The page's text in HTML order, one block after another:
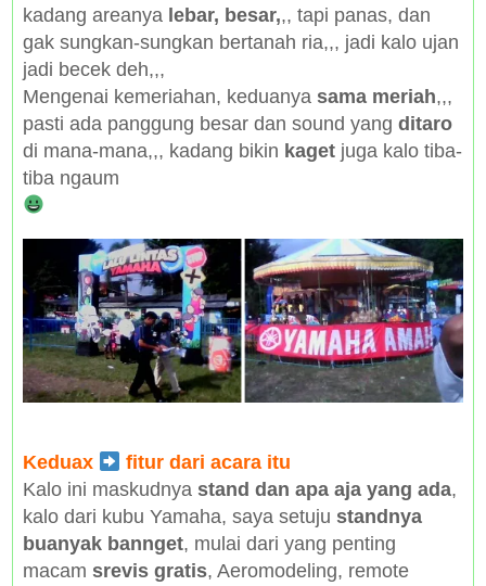
kadang areanya lebar, besar,,, tapi panas, dan
gak sungkan-sungkan bertanah ria,,, jadi kalo ujan
jadi becek deh,,,
Mengenai kemeriahan, keduanya sama meriah,,,
pasti ada panggung besar dan sound yang ditaro
di mana-mana,,, kadang bikin kagetjuga kalo tiba-
tiba ngaum
Keduax
fitur dari acara itu
Kalo ini maskudnya stand dan apa aja yang ada,
kalo dari kubu Yamaha, saya setuju standnya
buanyak bannget, mulai dari yang penting
macam srevis gratis, Aeromodeling, remote